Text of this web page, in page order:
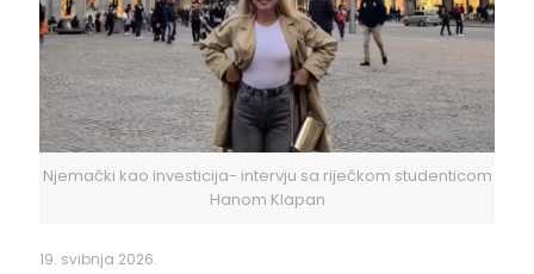
Njemački kao investicija- intervju sa riječkom studenticom
Hanom Klapan
19. svibnja 2026.